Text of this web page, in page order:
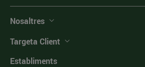
Nosaltres
Targeta Client
Establiments